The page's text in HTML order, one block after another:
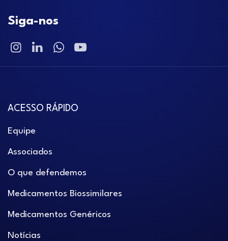
Siga-nos
ACESSO RÁPIDO
Equipe
Associados
O que defendemos
Medicamentos Biossimilares
Medicamentos Genéricos
Notícias